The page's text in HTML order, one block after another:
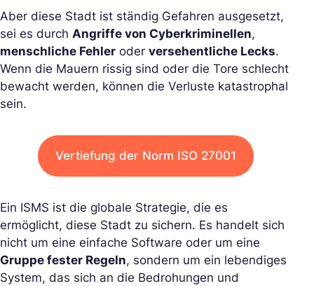
Aber diese Stadt ist ständig Gefahren ausgesetzt,
sei es durch Angriffe von Cyberkriminellen,
menschliche Fehler oder versehentliche Lecks.
Wenn die Mauern rissig sind oder die Tore schlecht
bewacht werden, können die Verluste katastrophal
sein.
Vertiefung der Norm ISO 27001
Ein ISMS ist die globale Strategie, die es
ermöglicht, diese Stadt zu sichern. Es handelt sich
nicht um eine einfache Software oder um eine
Gruppe fester Regeln, sondern um ein lebendiges
System, das sich an die Bedrohungen und